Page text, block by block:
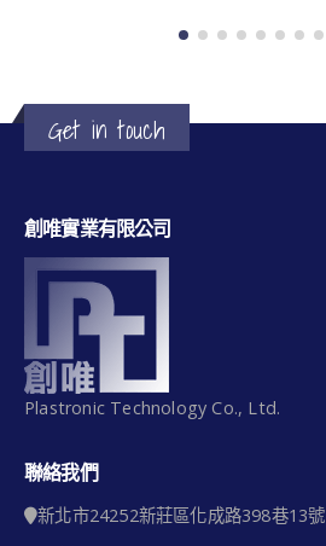
Get in touch
創唯實業有限公司
Plastronic Technology Co., Ltd.
聯絡我們
新北市24252新莊區化成路398巷13號